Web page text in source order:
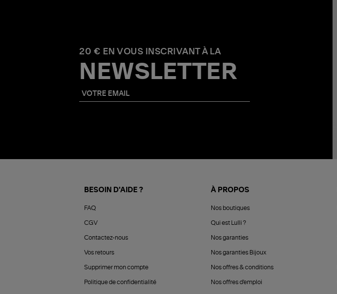
20 € EN VOUS INSCRIVANT À LA
NEWSLETTER
BESOIN D'AIDE ?
FAQ
CGV
Contactez-nous
Vos retours
Supprimer mon compte
Politique de confidentialité
À PROPOS
Nos boutiques
Qui est Lulli ?
Nos garanties
Nos garanties Bijoux
Nos offres & conditions
Nos offres d'emploi